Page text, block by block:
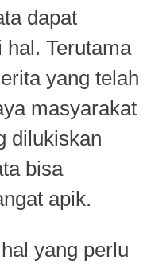
dapat
hal. Terutama
yang telah
masyarakat
dilukiskan
bisa
apik.
yang perlu